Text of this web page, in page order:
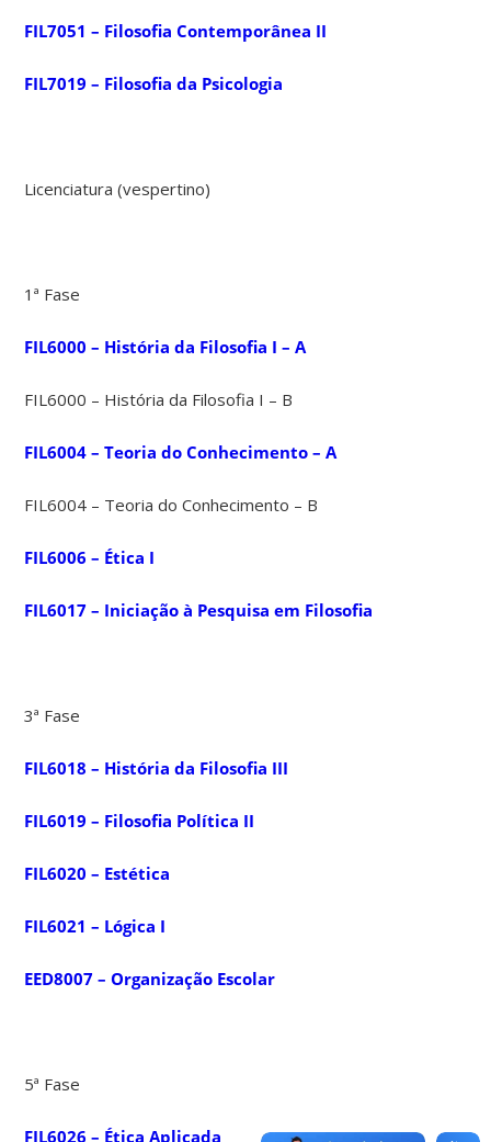
FIL7051 – Filosofia Contemporânea II
FIL7019 – Filosofia da Psicologia
Licenciatura (vespertino)
1ª Fase
FIL6000 – História da Filosofia I – A
FIL6000 – História da Filosofia I – B
FIL6004 – Teoria do Conhecimento – A
FIL6004 – Teoria do Conhecimento – B
FIL6006 – Ética I
FIL6017 – Iniciação à Pesquisa em Filosofia
3ª Fase
FIL6018 – História da Filosofia III
FIL6019 – Filosofia Política II
FIL6020 – Estética
FIL6021 – Lógica I
EED8007 – Organização Escolar
5ª Fase
FIL6026 – Ética Aplicada